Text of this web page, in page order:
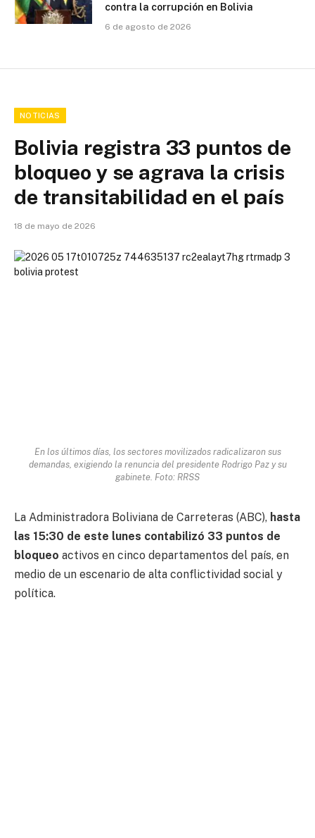
contra la corrupción en Bolivia
6 de agosto de 2026
NOTICIAS
Bolivia registra 33 puntos de
bloqueo y se agrava la crisis
de transitabilidad en el país
18 de mayo de 2026
En los últimos días, los sectores movilizados radicalizaron sus
demandas, exigiendo la renuncia del presidente Rodrigo Paz y su
gabinete. Foto: RRSS
La Administradora Boliviana de Carreteras (ABC), hasta
las 15:30 de este lunes contabilizó 33 puntos de
bloqueo activos en cinco departamentos del país, en
medio de un escenario de alta conflictividad social y
política.